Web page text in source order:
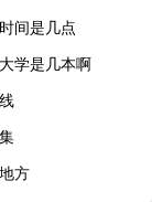
间是几点
学是几本啊
方